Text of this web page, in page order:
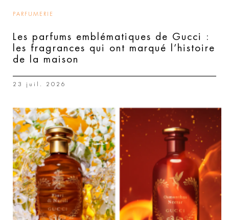
PARFUMERIE
Les parfums emblématiques de Gucci :
les fragrances qui ont marqué l’histoire
de la maison
23 juil. 2026